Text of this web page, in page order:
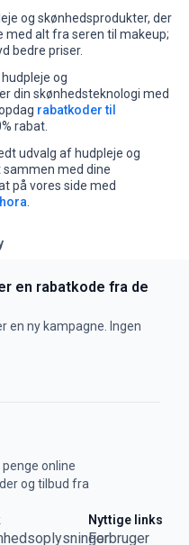
og skønhedsprodukter, der
med alt fra seren til makeup;
bedre priser.
og
din skønhedsteknologi med
rabatkoder til
rabat.
udvalg af hudpleje og
med dine
på vores side med
en rabatkode fra de
en ny kampagne. Ingen
online
og tilbud fra
Nyttige links
Forbruger